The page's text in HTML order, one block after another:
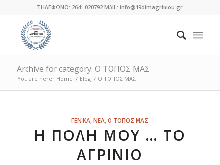
ΤΗΛΕΦΩΝΟ: 2641 020792 MAIL: info@19dimagriniou.gr
Archive for category: Ο ΤΟΠΟΣ ΜΑΣ
You are here: Home / Blog / Ο ΤΟΠΟΣ ΜΑΣ
ΓΕΝΙΚΑ ,ΝΕΑ ,Ο ΤΟΠΟΣ ΜΑΣ
Η ΠΌΛΗ ΜΟΥ … ΤΟ
ΑΓΡΊΝΙΟ